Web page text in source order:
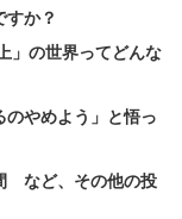
いようで
足りないから休ま
に休むことがあ
すか？
」の世界ってどんな
のやめよう」と悟っ
など、その他の投